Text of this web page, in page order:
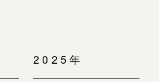
2025年